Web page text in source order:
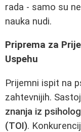
rada - samo su
nauka nudi.
Priprema za
Uspehu
Prijemni ispit na
zahtevnijih.
znanja iz
(TOI).